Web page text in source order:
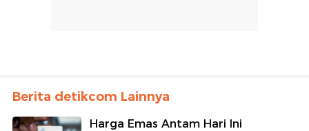
Berita detikcom Lainnya
Harga Emas Antam Hari Ini